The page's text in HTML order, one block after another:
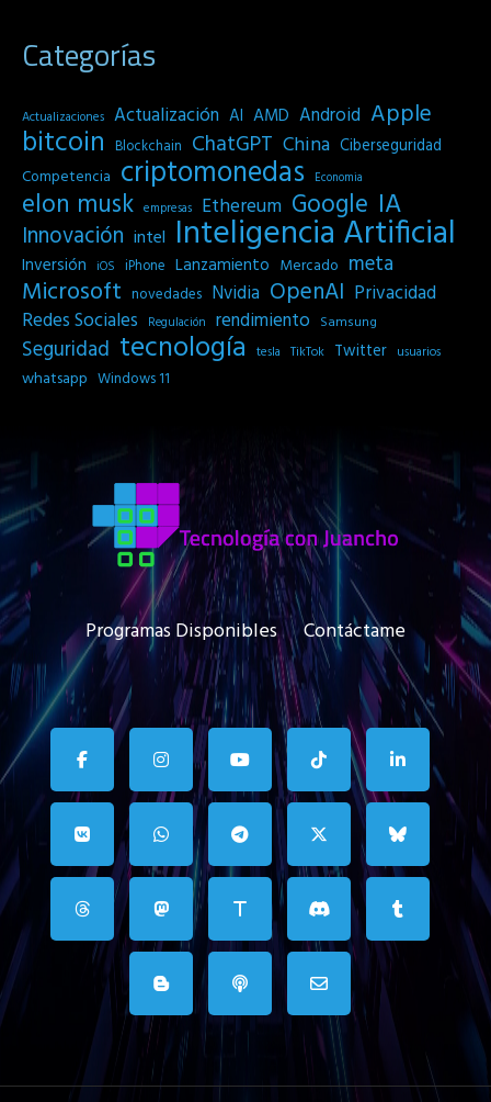
Categorías
Actualizaciones Actualización AI AMD Android Apple
bitcoin Blockchain ChatGPT China Ciberseguridad
Competencia criptomonedas Economia
elon musk empresas Ethereum Google IA
Innovación intel Inteligencia Artificial
Inversión iOS iPhone Lanzamiento Mercado meta
Microsoft novedades Nvidia OpenAI Privacidad
Redes Sociales
Regulación rendimiento Samsung
Seguridad tecnología tesla TikTok Twitter usuarios
whatsapp Windows 11
Programas Disponibles Contáctame